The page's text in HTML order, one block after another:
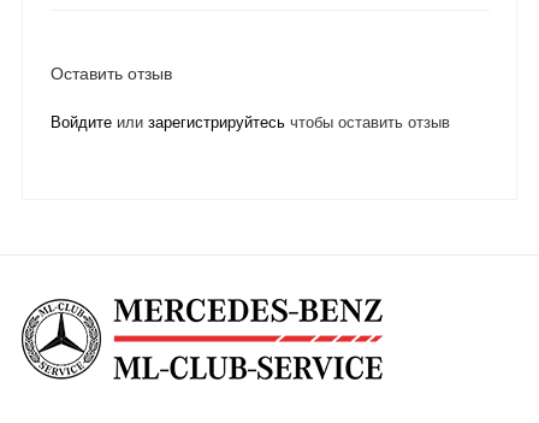
Оставить отзыв
Войдитеили зарегистрируйтесьчтобы оставить отзыв